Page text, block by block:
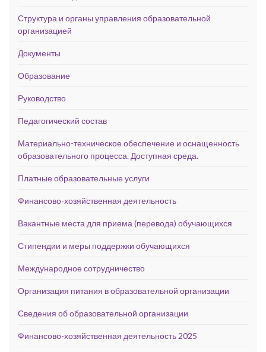
Структура и органы управления образовательной
организацией
Документы
Образование
Руководство
Педагогический состав
Материально-техническое обеспечение и оснащенность
образовательного процесса. Доступная среда.
Платные образовательные услуги
Финансово-хозяйственная деятельность
Вакантные места для приема (перевода) обучающихся
Стипендии и меры поддержки обучающихся
Международное сотрудничество
Организация питания в образовательной организации
Сведения об образовательной организации
Финансово-хозяйственная деятельность 2025